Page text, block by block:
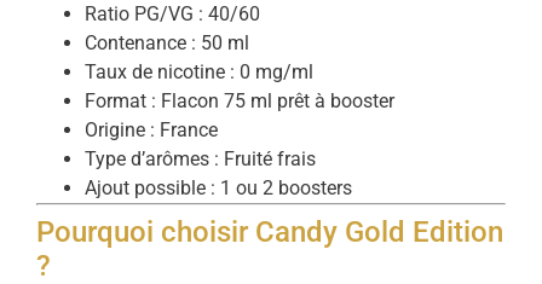
Ratio PG/VG : 40/60
Contenance : 50 ml
Taux de nicotine : 0 mg/ml
Format : Flacon 75 ml prêt à booster
Origine : France
Type d’arômes : Fruité frais
Ajout possible : 1 ou 2 boosters
Pourquoi choisir Candy Gold Edition
?